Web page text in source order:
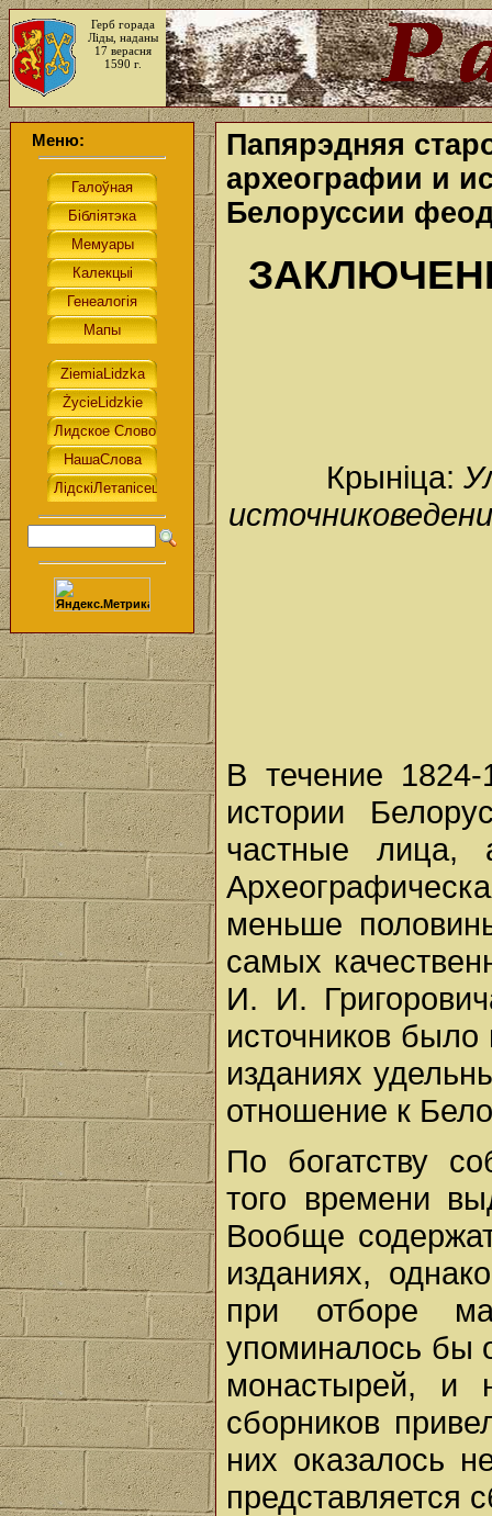
Герб горада
Ліды, наданы
17 верасня
1590 г.
Меню:
Папярэдняя
археографии и
Белоруссии
Крыніца:
В течение 1824-
истории
частные лица,
меньше
самых
И. И.
источников
изданиях
отношение к
По богатству
того времени
Вообще
изданиях,
при отборе
упоминалось бы
монастырей, и
сборников
них оказалось
представляется